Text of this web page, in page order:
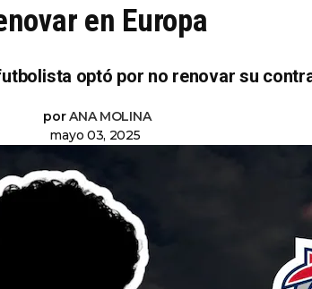
en Europa
optó por no renovar su
porANA MOLINA
mayo 03, 2025